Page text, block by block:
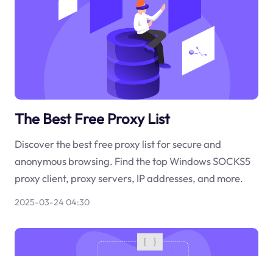
The Best Free Proxy List
Discover the best free proxy list for secure and
anonymous browsing. Find the top Windows SOCKS5
proxy client, proxy servers, IP addresses, and more.
2025-03-24 04:30